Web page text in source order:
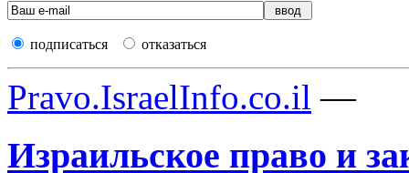
подписаться отказаться
Pravo.IsraelInfo.co.il —
Израильское право и